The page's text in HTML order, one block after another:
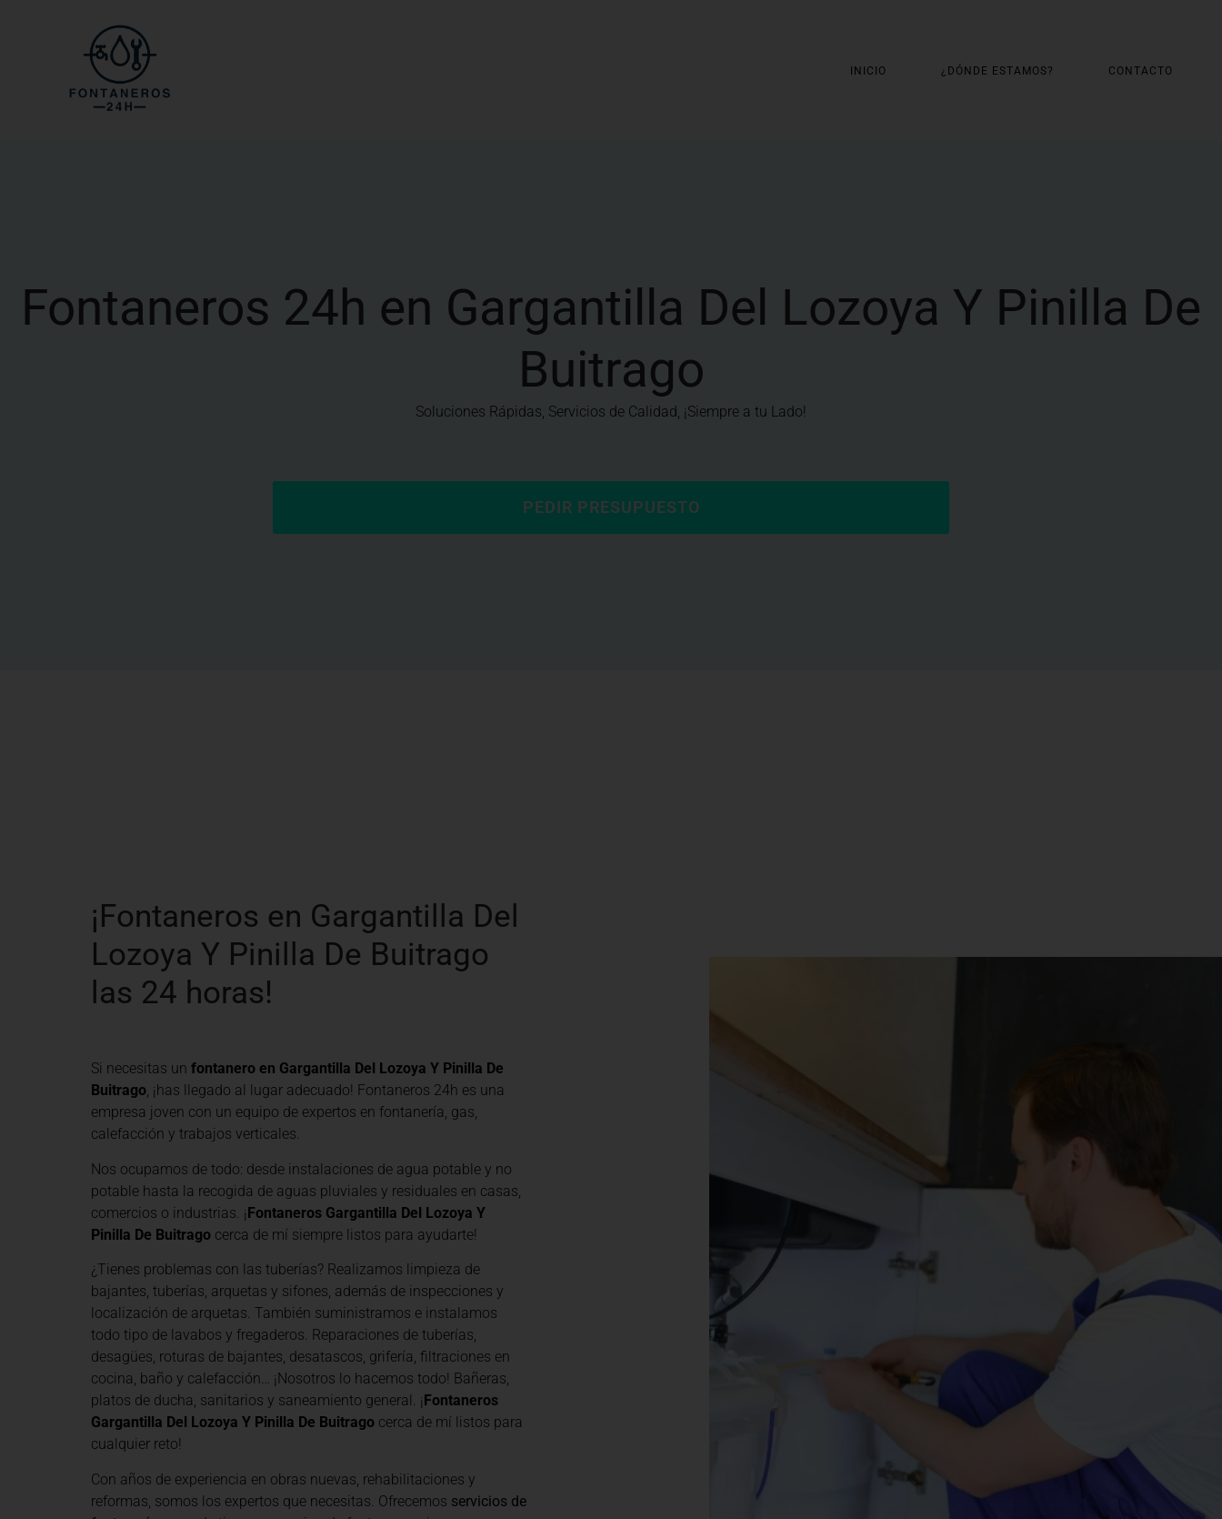
INICIO ¿DÓNDE ESTAMOS? CONTACTO
Fontaneros 24h en Gargantilla Del Lozoya Y Pinilla De
Buitrago
Soluciones Rápidas, Servicios de Calidad, ¡Siempre a tu Lado!
PEDIR PRESUPUESTO
¡Fontaneros en Gargantilla Del
Lozoya Y Pinilla De Buitrago
las 24 horas!
Si necesitas un fontanero en Gargantilla Del Lozoya Y Pinilla De
Buitrago, ¡has llegado al lugar adecuado! Fontaneros 24h es una
empresa joven con un equipo de expertos en fontanería, gas,
calefacción y trabajos verticales.
Nos ocupamos de todo: desde instalaciones de agua potable y no
potable hasta la recogida de aguas pluviales y residuales en casas,
comercios o industrias. ¡Fontaneros Gargantilla Del Lozoya Y
Pinilla De Buitrago cerca de mí siempre listos para ayudarte!
¿Tienes problemas con las tuberías? Realizamos limpieza de
bajantes, tuberías, arquetas y sifones, además de inspecciones y
localización de arquetas. También suministramos e instalamos
todo tipo de lavabos y fregaderos. Reparaciones de tuberías,
desagües, roturas de bajantes, desatascos, grifería, filtraciones en
cocina, baño y calefacción… ¡Nosotros lo hacemos todo! Bañeras,
platos de ducha, sanitarios y saneamiento general. ¡ Fontaneros
Gargantilla Del Lozoya Y Pinilla De Buitrago cerca de mí listos para
cualquier reto!
Con años de experiencia en obras nuevas, rehabilitaciones y
reformas, somos los expertos que necesitas. Ofrecemos servicios de